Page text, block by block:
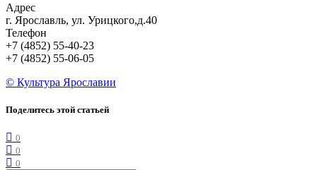
Адрес
г. Ярославль, ул. Урицкого,д.40
Телефон
+7 (4852) 55-40-23
+7 (4852) 55-06-05
© Культура Ярославии
Поделитесь этой статьей
0
0
0